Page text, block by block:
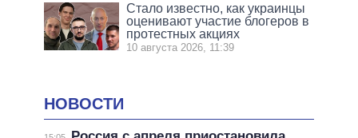
Стало известно, как украинцы
оценивают участие блогеров в
протестных акциях
10 августа 2026, 11:39
НОВОСТИ